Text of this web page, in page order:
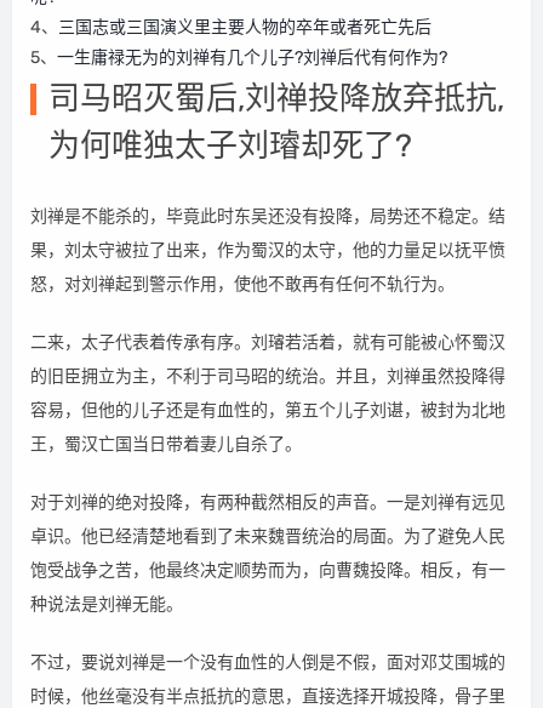
4、 三国志或三国演义里主要人物的卒年或者死亡先后
5、 一生庸禄无为的刘禅有几个儿子?刘禅后代有何作为?
司马昭灭蜀后,刘禅投降放弃抵抗,
为何唯独太子刘璿却死了?
刘禅是不能杀的，毕竟此时东吴还没有投降，局势还不稳定。结
果，刘太守被拉了出来，作为蜀汉的太守，他的力量足以抚平愤
怒，对刘禅起到警示作用，使他不敢再有任何不轨行为。
二来，太子代表着传承有序。刘璿若活着，就有可能被心怀蜀汉
的旧臣拥立为主，不利于司马昭的统治。并且，刘禅虽然投降得
容易，但他的儿子还是有血性的，第五个儿子刘谌，被封为北地
王，蜀汉亡国当日带着妻儿自杀了。
对于刘禅的绝对投降，有两种截然相反的声音。一是刘禅有远见
卓识。他已经清楚地看到了未来魏晋统治的局面。为了避免人民
饱受战争之苦，他最终决定顺势而为，向曹魏投降。相反，有一
种说法是刘禅无能。
不过，要说刘禅是一个没有血性的人倒是不假，面对邓艾围城的
时候，他丝毫没有半点抵抗的意思，直接选择开城投降，骨子里